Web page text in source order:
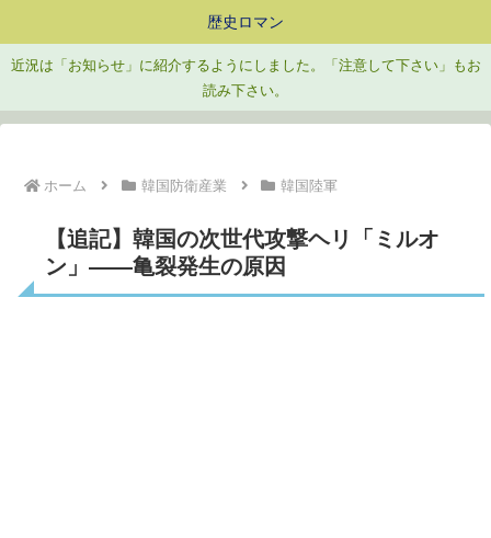
歴史ロマン
近況は「お知らせ」に紹介するようにしました。「注意して下さい」もお
読み下さい。
ホーム 韓国防衛産業 韓国陸軍
【追記】韓国の次世代攻撃ヘリ「ミルオ
ン」――亀裂発生の原因